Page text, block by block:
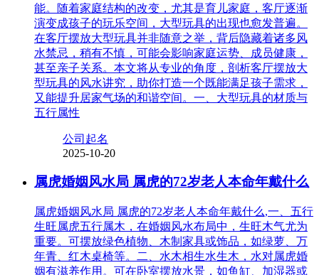
能。随着家庭结构的改变，尤其是育儿家庭，客厅逐渐
演变成孩子的玩乐空间，大型玩具的出现也愈发普遍。
在客厅摆放大型玩具并非随意之举，背后隐藏着诸多风
水禁忌，稍有不慎，可能会影响家庭运势、成员健康，
甚至亲子关系。本文将从专业的角度，剖析客厅摆放大
型玩具的风水讲究，助你打造一个既能满足孩子需求，
又能提升居家气场的和谐空间。一、大型玩具的材质与
五行属性
公司起名
2025-10-20
属虎婚姻风水局 属虎的72岁老人本命年戴什么
属虎婚姻风水局 属虎的72岁老人本命年戴什么,一、五行
生旺属虎五行属木，在婚姻风水布局中，生旺木气尤为
重要。可摆放绿色植物、木制家具或饰品，如绿萝、万
年青、红木桌椅等。二、水木相生水生木，水对属虎婚
姻有滋养作用。可在卧室摆放水景，如鱼缸、加湿器或